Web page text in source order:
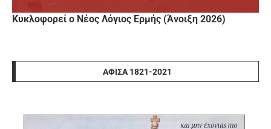
Κυκλοφορεί ο Νέος Λόγιος Ερμής (Άνοιξη 2026)
ΑΦΊΣΑ 1821-2021